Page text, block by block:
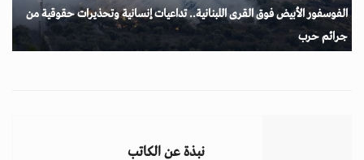
الفوسفور الأبيض فوق القرى اللبنانية.. تداعيات إنسانية وتحذيرات حقوقية من
جرائم حرب
نبذة عن الكاتب